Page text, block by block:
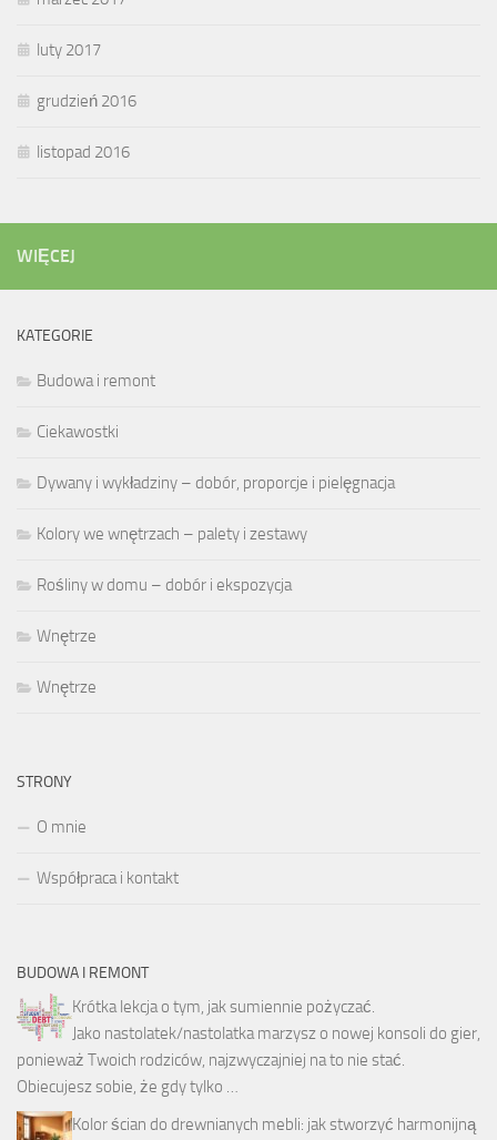
luty 2017
grudzień 2016
listopad 2016
WIĘCEJ
KATEGORIE
Budowa i remont
Ciekawostki
Dywany i wykładziny – dobór, proporcje i pielęgnacja
Kolory we wnętrzach – palety i zestawy
Rośliny w domu – dobór i ekspozycja
Wnętrze
Wnętrze
STRONY
O mnie
Współpraca i kontakt
BUDOWA I REMONT
Krótka lekcja o tym, jak sumiennie pożyczać.
Jako nastolatek/nastolatka marzysz o nowej konsoli do gier,
ponieważ Twoich rodziców, najzwyczajniej na to nie stać.
Obiecujesz sobie, że gdy tylko …
Kolor ścian do drewnianych mebli: jak stworzyć harmonijną